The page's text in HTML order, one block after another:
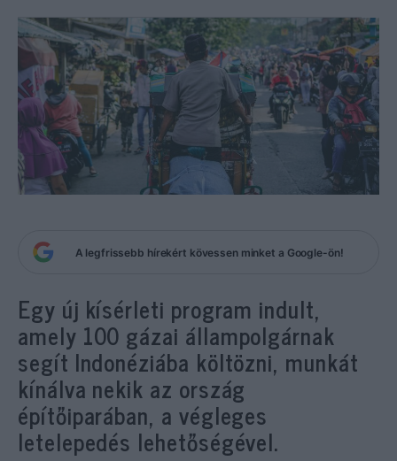
A legfrissebb hírekért kövessen minket a Google-ön!
Egy új kísérleti program indult,
amely 100 gázai állampolgárnak
segít Indonéziába költözni, munkát
kínálva nekik az ország
építőiparában, a végleges
letelepedés lehetőségével.